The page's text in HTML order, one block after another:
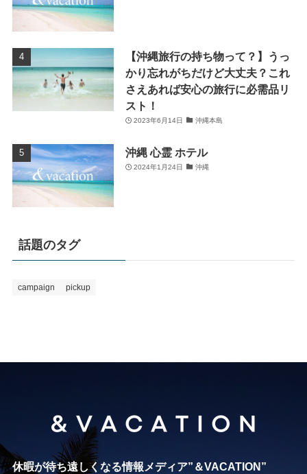
【沖縄旅行の持ち物って？】うっ
かり忘れがちだけど大丈夫？これ
さえあれば安心の旅行に必需品リ
スト！
2023年6月14日 沖縄本島
沖縄 心霊 ホテル
2024年1月24日 沖縄
話題のタグ
campaign pickup
休暇が待ち遠しくなる情報メディア”＆VACATION”